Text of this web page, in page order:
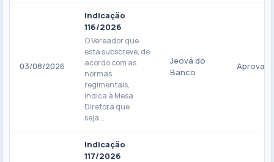
03/08/2026
Indicação
116/2026
O Vereador que
esta subscreve, de
acordo com as
normas
regimentais,
indica à Mesa
Diretora que
seja...
Jeová do
Banco
Indicação
117/2026